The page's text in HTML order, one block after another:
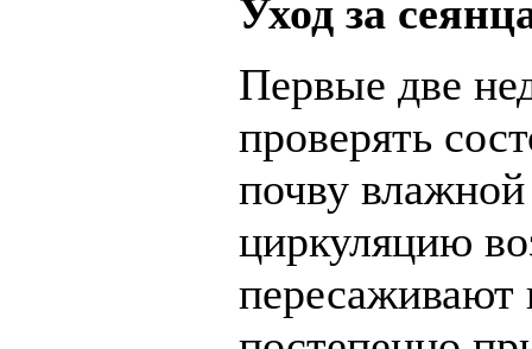
Уход за
Первые две
проверять
почву
циркуляцию
пересаживают